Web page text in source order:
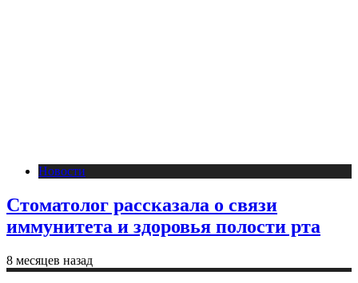
Новости
Стоматолог рассказала о связи
иммунитета и здоровья полости рта
8 месяцев назад